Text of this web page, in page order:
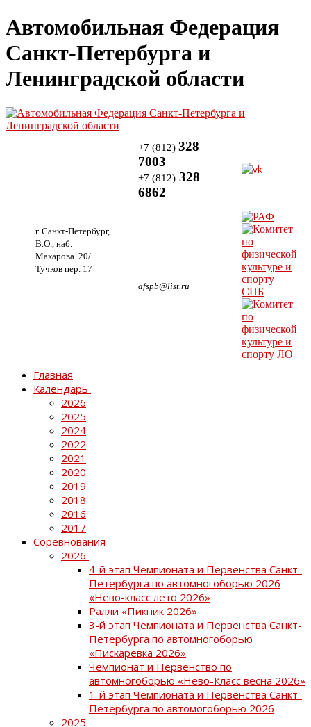
Автомобильная Федерация
Санкт-Петербурга и
Ленинградской области
г. Санкт-Петербург,
В.О., наб.
Макарова 20/
Тучков пер. 17
+7 (812) 328
7003
+7 (812) 328
6862
afspb@list.ru
Главная
Календарь
2026
2025
2024
2022
2021
2020
2019
2018
2016
2017
Соревнования
2026
4-й этап Чемпионата и Первенства Санкт-
Петербурга по автомногоборью 2026
«Нево-класс лето 2026»
Ралли «Пикник 2026»
3-й этап Чемпионата и Первенства Санкт-
Петербурга по автомногоборью
«Пискаревка 2026»
Чемпионат и Первенство по
автомногоборью «Нево-Класс весна 2026»
1-й этап Чемпионата и Первенства Санкт-
Петербурга по автомогоборью 2026
2025